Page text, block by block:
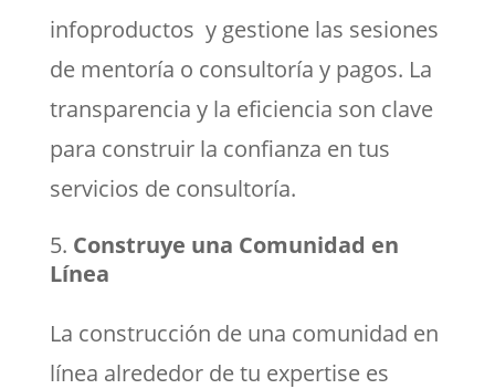
infoproductos y gestione las sesiones
de mentoría o consultoría y pagos. La
transparencia y la eficiencia son clave
para construir la confianza en tus
servicios de consultoría.
Construye una Comunidad en
Línea
La construcción de una comunidad en
línea alrededor de tu expertise es